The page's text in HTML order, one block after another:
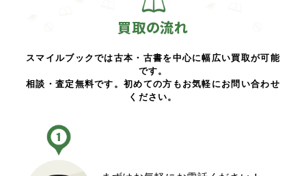
買取の流れ
スマイルブックでは古本・古書を中心に幅広い買取が可能
です。
相談・査定無料です。初めての方もお気軽にお問い合わせ
ください。